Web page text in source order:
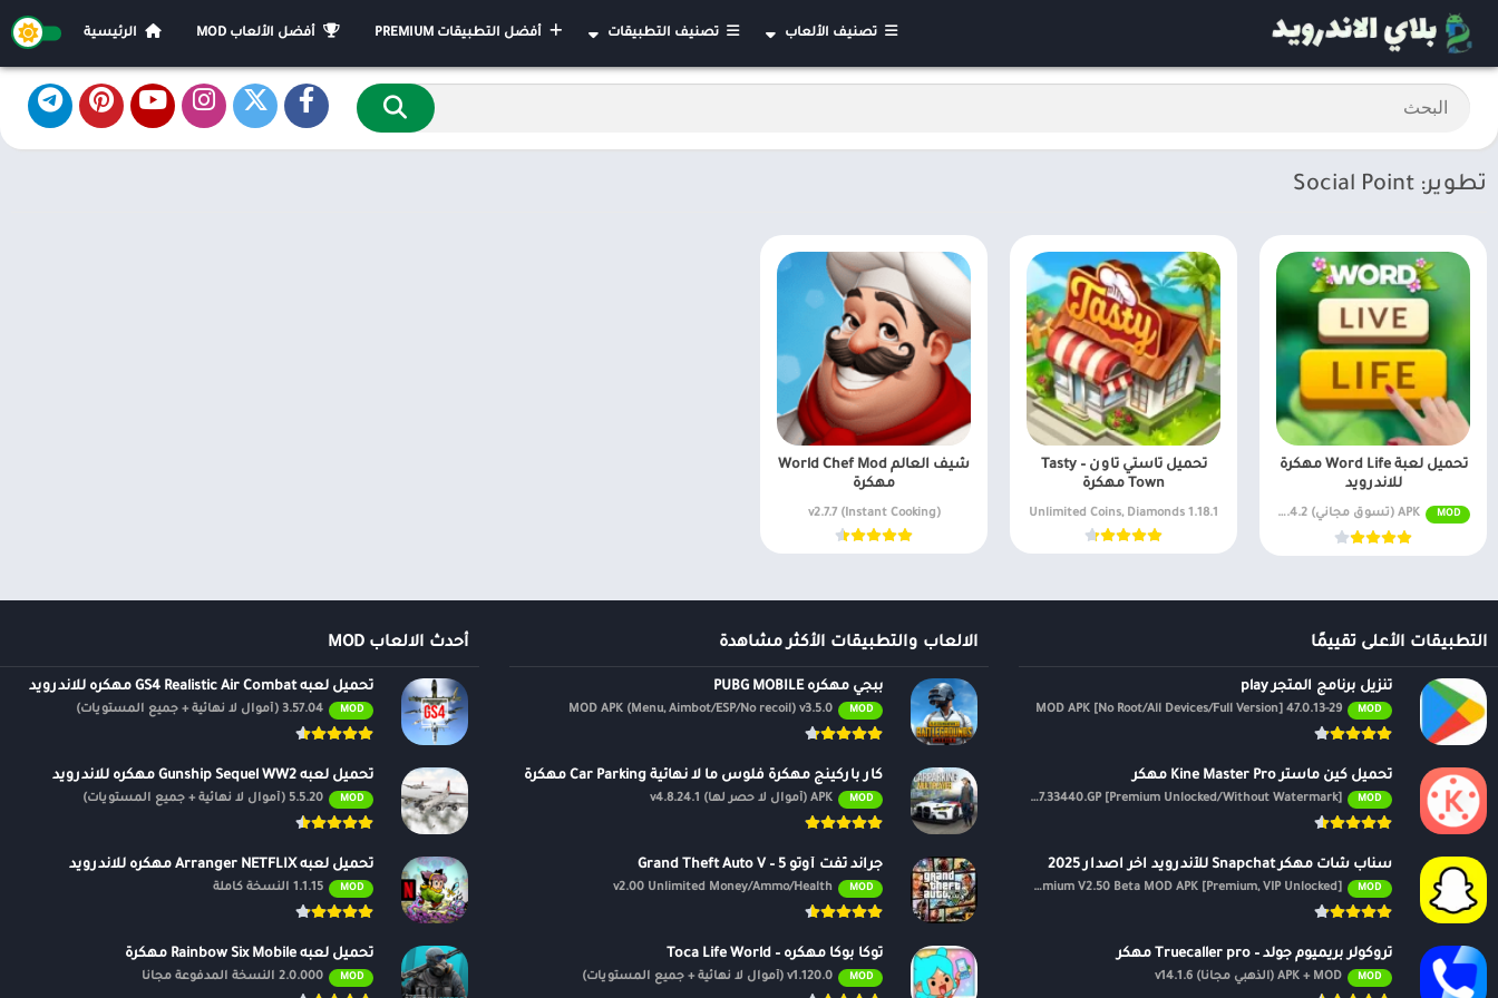
تصنيف الألعاب
الأكشن
الورق
تعليمية
لوحة
تقمص الادوار
كلمات
كازينو
مغامرات
خفيفة
ألعاب أركيد
محاكاة
تصنيف التطبيقات
أعمال
الطقس
الكتب والمراجع
المكتبات والعروض
التوضيحية
ترفيه
تعارف
سيارات ومركبات
طب
أفضل التطبيقات PREMIUM أفضل الألعاب MOD الرئيسية
تطوير: Social Point
تحميل لعبة Word Life مهكرة
للاندرويد
MOD APK (تسوق مجاني) v6.4.2
تحميل تاستي تاون – Tasty
Town مهكرة
1.18.1 Unlimited Coins, Diamonds
شيف العالم World Chef Mod
مهكرة
(Instant Cooking) v2.7.7
أحدث الالعاب MOD
تحميل لعبه GS4 Realistic Air Combat مهكره للاندرويد
MOD 3.57.04 (أموال لا نهائية + جميع المستويات)
تحميل لعبه Gunship Sequel WW2 مهكره للاندرويد
MOD 5.5.20 (أموال لا نهائية + جميع المستويات)
تحميل لعبه Arranger NETFLIX مهكره للاندرويد
MOD 1.1.15 النسخة كاملة
تحميل لعبه Rainbow Six Mobile مهكرة
MOD 2.0.000 النسخة المدفوعة مجانًا
الالعاب والتطبيقات الأكثر مشاهدة
ببجي مهكره PUBG MOBILE
MOD
MOD APK (Menu, Aimbot/ESP/No recoil) v3.5.0
كار باركينج مهكرة فلوس ما لا نهائية Car Parking مهكرة
MOD APK (أموال لا حصر لها) v4.8.24.1
جراند ثفت أوتو 5 – Grand Theft Auto V
MOD
v2.00 Unlimited Money/Ammo/Health
توكا بوكا مهكره – Toca Life World
MOD v1.120.0 (أموال لا نهائية + جميع المستويات)
التطبيقات الأعلى تقييمًا
تنزيل برنامج المتجر play
MOD
47.0.13-29 MOD APK [No Root/All Devices/Full Version]
تحميل كين ماستر Kine Master Pro مهكر
MOD
APK v7.4.17.33440.GP [Premium Unlocked/Without Watermark]
سناب شات مهكر Snapchat للأندرويد اخر اصدار 2025
MOD
Premium V2.50 Beta MOD APK [Premium, VIP Unlocked]
تروكولر بريميوم جولد – Truecaller pro مهكر
MOD APK + MOD (الذهبي مجانًا) v14.1.6